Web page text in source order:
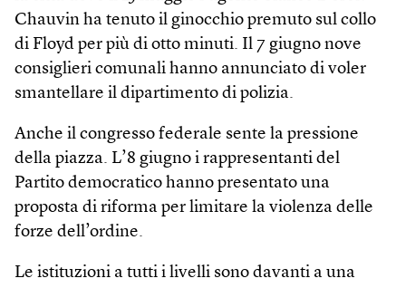
Chauvin ha tenuto il ginocchio premuto sul collo
di Floyd per più di otto minuti. Il 7 giugno nove
consiglieri comunali hanno annunciato di voler
smantellare il dipartimento di polizia.
Anche il congresso federale sente la pressione
della piazza. L’8 giugno i rappresentanti del
Partito democratico hanno presentato una
proposta di riforma per limitare la violenza delle
forze dell’ordine.
Le istituzioni a tutti i livelli sono davanti a una